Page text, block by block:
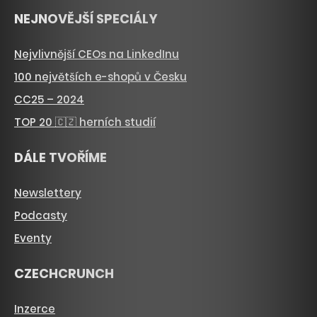
NEJNOVĚJŠÍ SPECIÁLY
Nejvlivnější CEOs na LinkedInu
100 největších e-shopů v Česku
CC25 – 2024
TOP 20 🇨🇿 herních studií
DÁLE TVOŘÍME
Newslettery
Podcasty
Eventy
CZECHCRUNCH
Inzerce